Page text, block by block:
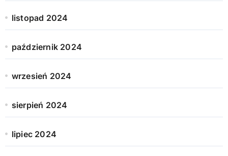
listopad 2024
październik 2024
wrzesień 2024
sierpień 2024
lipiec 2024